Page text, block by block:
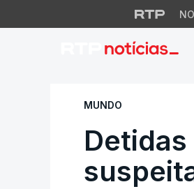
Detidas
MUNDO